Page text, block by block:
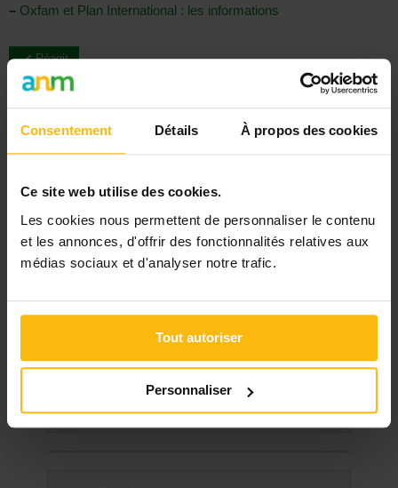
Consentement Détails À propos des cookies
Ce site web utilise des cookies.
Les cookies nous permettent de personnaliser le contenu
et les annonces, d'offrir des fonctionnalités relatives aux
médias sociaux et d'analyser notre trafic.
Tout autoriser
Personnaliser
– Oxfam et Plan International : les informations
Réagir
Signaler
Rechercher
DERNIER DOSSIER